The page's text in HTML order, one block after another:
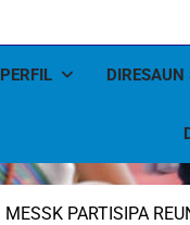
PERFIL DIRESAUN
MESSK PARTISIPA